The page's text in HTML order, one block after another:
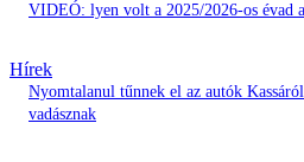
VIDEÓ: lyen volt a 2025/2026-os évad
Hírek
Nyomtalanul tűnnek el az autók
vadásznak